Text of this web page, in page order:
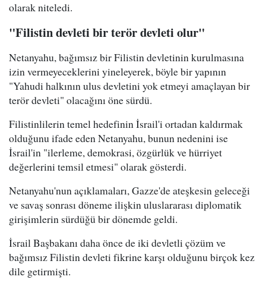
olarak niteledi.
"Filistin devleti bir terör devleti olur"
Netanyahu, bağımsız bir Filistin devletinin kurulmasına
izin vermeyeceklerini yineleyerek, böyle bir yapının
"Yahudi halkının ulus devletini yok etmeyi amaçlayan bir
terör devleti" olacağını öne sürdü.
Filistinlilerin temel hedefinin İsrail'i ortadan kaldırmak
olduğunu ifade eden Netanyahu, bunun nedenini ise
İsrail'in "ilerleme, demokrasi, özgürlük ve hürriyet
değerlerini temsil etmesi" olarak gösterdi.
Netanyahu'nun açıklamaları, Gazze'de ateşkesin geleceği
ve savaş sonrası döneme ilişkin uluslararası diplomatik
girişimlerin sürdüğü bir dönemde geldi.
İsrail Başbakanı daha önce de iki devletli çözüm ve
bağımsız Filistin devleti fikrine karşı olduğunu birçok kez
dile getirmişti.